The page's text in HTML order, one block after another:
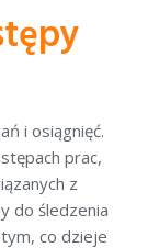
i osiągnięć.
prac,
z
do śledzenia
co dzieje